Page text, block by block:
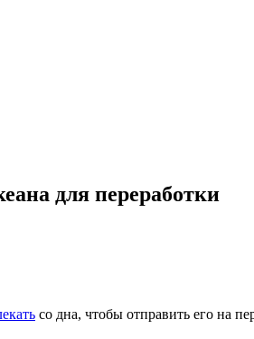
для переработки
со дна, чтобы отправить его на